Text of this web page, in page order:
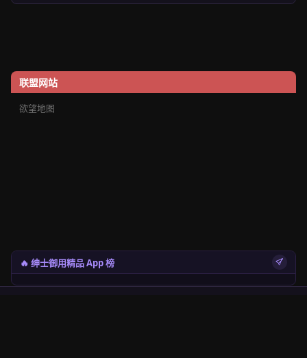
联盟网站
欲望地图
🔥 绅士御用精品 App 榜